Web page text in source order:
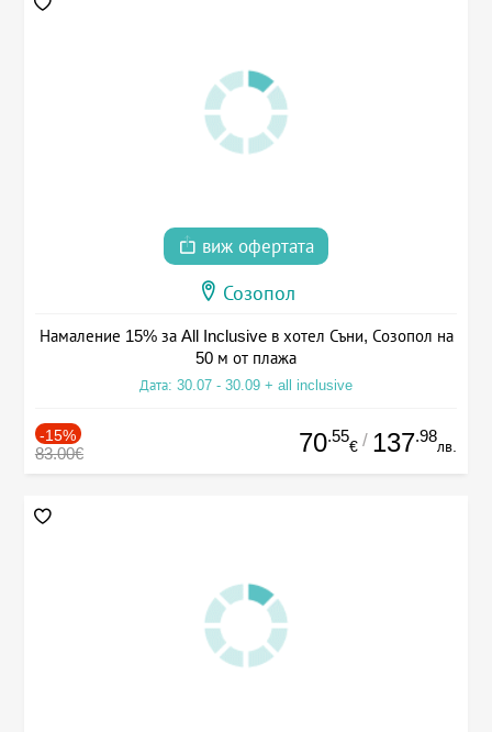
виж офертата
Созопол
Намаление 15% за All Inclusive в хотел Съни, Созопол на
50 м от плажа
Дата: 30.07 - 30.09 + all inclusive
-15%
83.00€ 70.55
€ / 137.98
лв.